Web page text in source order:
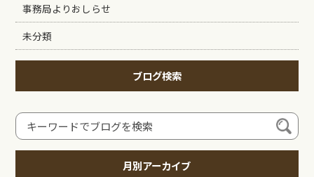
事務局よりおしらせ
未分類
ブログ検索
月別アーカイブ